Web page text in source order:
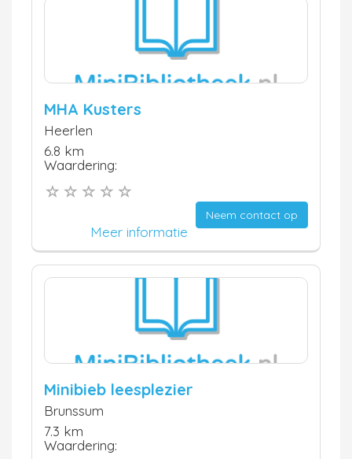
MHA Kusters
Heerlen
6.8 km
Waardering:
Neem contact op
Meer informatie
Minibieb leesplezier
Brunssum
7.3 km
Waardering: